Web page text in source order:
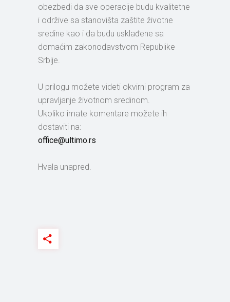
obezbedi da sve operacije budu kvalitetne
i održive sa stanovišta zaštite životne
sredine kao i da budu usklađene sa
domaćim zakonodavstvom Republike
Srbije.
U prilogu možete videti okvirni program za
upravljanje životnom sredinom.
Ukoliko imate komentare možete ih
dostaviti na:
office@ultimo.rs
Hvala unapred.